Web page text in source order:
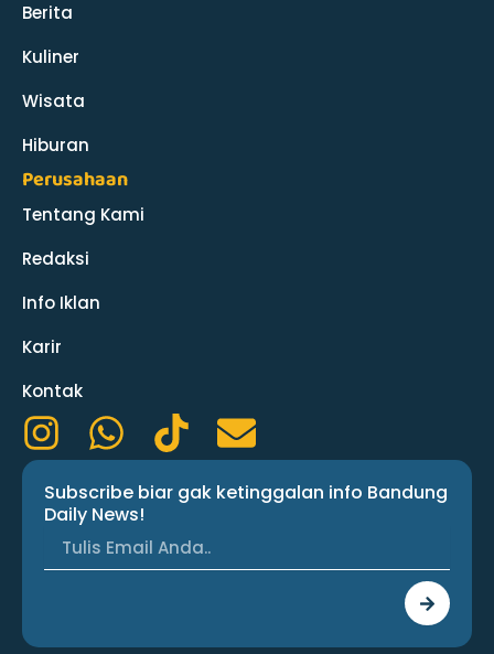
Berita
Kuliner
Wisata
Hiburan
Perusahaan
Tentang Kami
Redaksi
Info Iklan
Karir
Kontak
I
n
s
a
W
h
a
t
s
T
i
k
t
o
E
n
v
l
Subscribe biar gak ketinggalan info Bandung
Daily News!
Submit